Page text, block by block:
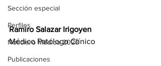
Sección especial
Perfiles
Noticiero Médico 2020
Publicaciones
Ramiro Salazar Irigoyen
Médico Patólogo Clínico